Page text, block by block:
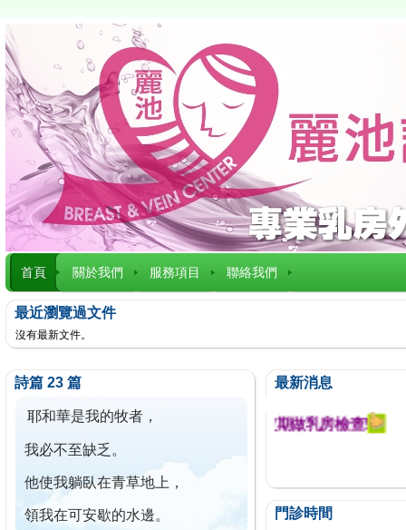
首頁 關於我們 服務項目 聯絡我們
最近瀏覽過文件
沒有最新文件。
詩篇 23 篇
耶和華是我的牧者，
我必不至缺乏。
他使我躺臥在青草地上，
領我在可安歇的水邊。
最新消息
今已篩檢出1700位乳癌患者,提醒您定期做乳房檢查!
門診時間